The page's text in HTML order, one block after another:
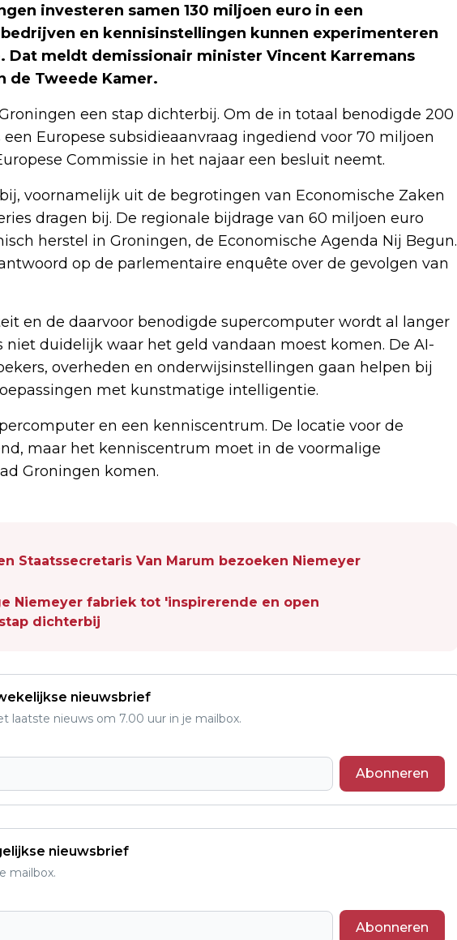
investeren samen 130 miljoen euro in een
en kennisinstellingen kunnen experimenteren
meldt demissionair minister Vincent Karremans
de Tweede Kamer.
een stap dichterbij. Om de in totaal benodigde 200
Europese subsidieaanvraag ingediend voor 70 miljoen
Commissie in het najaar een besluit neemt.
voornamelijk uit de begrotingen van Economische Zaken
dragen bij. De regionale bijdrage van 60 miljoen euro
herstel in Groningen, de Economische Agenda Nij Begun.
op de parlementaire enquête over de gevolgen van
en de daarvoor benodigde supercomputer wordt al langer
duidelijk waar het geld vandaan moest komen. De AI-
overheden en onderwijsinstellingen gaan helpen bij
met kunstmatige intelligentie.
en een kenniscentrum. De locatie voor de
maar het kenniscentrum moet in de voormalige
Groningen komen.
Staatssecretaris Van Marum bezoeken Niemeyer
Niemeyer fabriek tot 'inspirerende en open
dichterbij
nieuwsbrief
laatste nieuws om 7.00 uur in je mailbox.
Abonneren
nieuwsbrief
mailbox.
Abonneren